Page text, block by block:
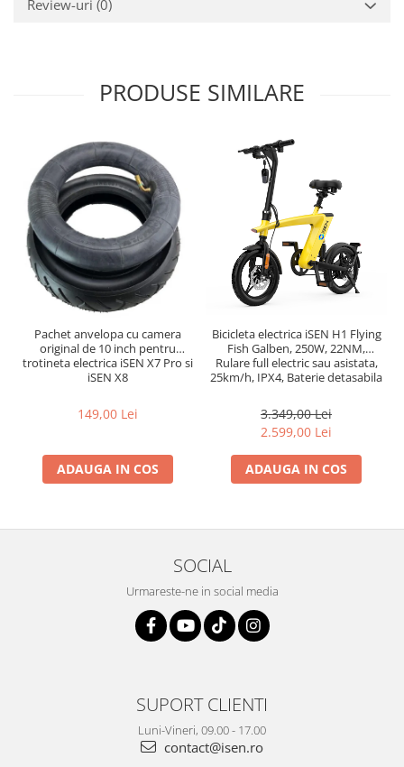
Review-uri (0)
PRODUSE SIMILARE
Pachet anvelopa cu camera
original de 10 inch pentru
trotineta electrica iSEN X7 Pro si
iSEN X8
149,00 Lei
ADAUGA IN COS
Bicicleta electrica iSEN H1 Flying
Fish Galben, 250W, 22NM,
Rulare full electric sau asistata,
25km/h, IPX4, Baterie detasabila
3.349,00 Lei
2.599,00 Lei
ADAUGA IN COS
SOCIAL
Urmareste-ne in social media
SUPORT CLIENTI
Luni-Vineri, 09.00 - 17.00
contact@isen.ro